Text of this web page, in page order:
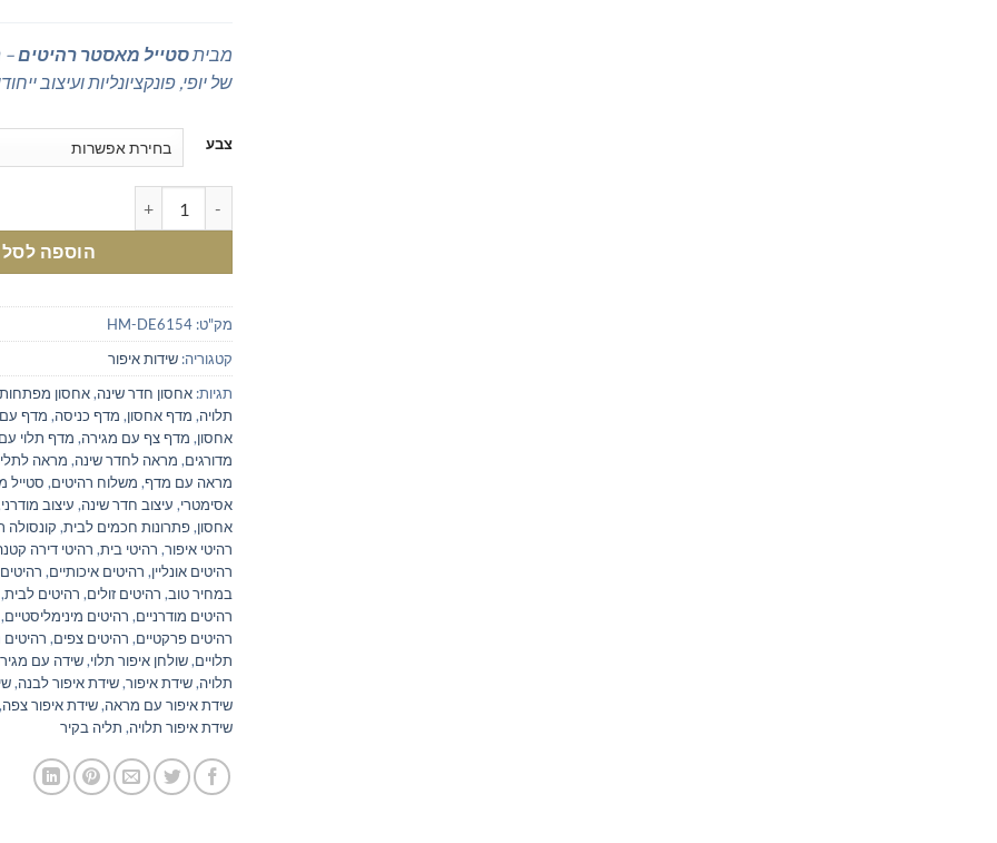
מבית סטייל מאסטר רהיטים –
של יופי, פונקציונליות ועיצוב
צבע
הוספה לסל
מק"ט: HM-DE6154
קטגוריה: שידות איפור
תגיות: אחסון חדר שינה,אחסון מפתחות
תלויה, מדף אחסון, מדף כניסה, מדף
אחסון, מדף צף עם מגירה, מדף תלוי
מדורגים, מראה לחדר שינה, מראה
מראה עם מדף, משלוח רהיטים, סטייל
אסימטרי, עיצוב חדר שינה, עיצוב מודרני
אחסון,פתרונות חכמים לבית, קונסולה
רהיטי איפור, רהיטי בית, רהיטי דירה
רהיטים אונליין, רהיטים איכותיים,
במחיר טוב, רהיטים זולים, רהיטים לבית,
רהיטים מודרניים, רהיטים מינימליסטיים,
רהיטים פרקטיים, רהיטים צפים, רהיטים
תלויים,שולחן איפור תלוי,שידה עם
תלויה,שידת איפור,שידת איפור לבנה,
שידת איפור עם מראה,שידת איפור צפה,
שידת איפור תלויה, תליה בקיר